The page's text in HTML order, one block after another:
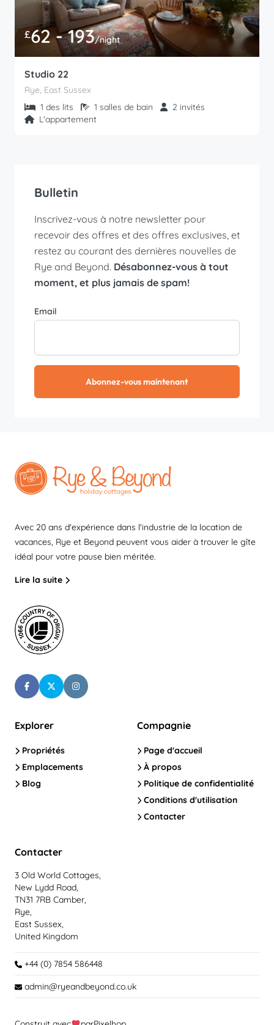
£62 - 193/night
Studio 22
Rye, East Sussex
1 des lits
1 salles de bain
2 invités
L'appartement
Bulletin
Inscrivez-vous à notre newsletter pour
recevoir des offres et des offres exclusives, et
restez au courant des dernières nouvelles de
Rye and Beyond. Désabonnez-vous à tout
moment, et plus jamais de spam!
Email
Abonnez-vous maintenant
Avec 20 ans d'expérience dans l'industrie de la location de
vacances, Rye et Beyond peuvent vous aider à trouver le gîte
idéal pour votre pause bien méritée.
Lire la suite
Explorer
Propriétés
Emplacements
Blog
Compagnie
Page d'accueil
À propos
Politique de confidentialité
Conditions d'utilisation
Contacter
Contacter
3 Old World Cottages,
New Lydd Road,
TN31 7RB Camber,
Rye,
East Sussex,
United Kingdom
+44 (0) 7854 586448
admin@ryeandbeyond.co.uk